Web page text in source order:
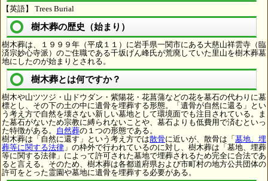
【英語】 Trees Burial
樹木葬の歴史（始まり）
樹木葬は、１９９９年（平成１１）に岩手県一関市にある大慈山祥雲寺（臨
済宗妙心寺派）のご住職である千坂げん峰氏が荒廃していた里山を樹木葬墓
地にしたのが始まりとされる。
樹木葬とは何ですか？
樹木や山ツツジ・山ドウダン・紫陽花・花菖蒲などの花を墓石の代わりに墓
標とし、その下の土の中に遺骨を埋葬する形態。「遺骨が自然に還る」とい
う考え方で自然を壊さない新しい墓地として環境面でも注目されている。ま
た墓石がないため宗教に縛られないことや、墓石よりも低費用で済むといっ
た特徴がある。 自然葬の１つの形態である。
樹木葬は「自然に還す」という考え方では散骨に近いが、散骨は「 墓地、埋
葬等に関する法律 」の枠外で行われているのに対し、樹木葬は「墓地、埋葬
等に関する法律」によって許可された墓地で埋葬されるため完全に合法であ
ると言える。そのため、樹木葬は各都道府県および市町村の地方公共団体の
許可をとった霊園や墓地に遺骨を埋葬する必要がある。